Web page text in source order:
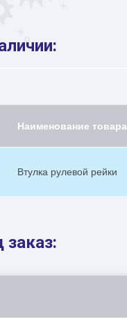
Наименование товара
Втулка рулевой рейки
заказ: